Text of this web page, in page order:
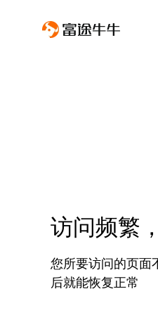
访问频繁
您所要访问的页面
后就能恢复正常